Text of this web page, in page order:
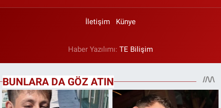
İletişim Künye
Haber Yazılımı: TE Bilişim